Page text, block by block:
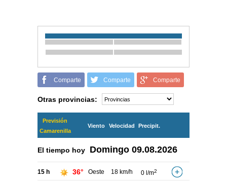
Comparte Comparte Comparte
Otras provincias:
Previsión
Camarenilla
Viento Velocidad Precipit.
El tiempo hoy Domingo 09.08.2026
15 h 36° Oeste 18 km/h 0 l/m2